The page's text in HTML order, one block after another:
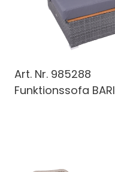
Art. Nr. 985288
Funktionssofa BARI